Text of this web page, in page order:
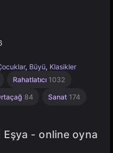
, Büyü, Klasikler
Rahatlatıcı 1032
84 Sanat 174
Eşya - online oyna